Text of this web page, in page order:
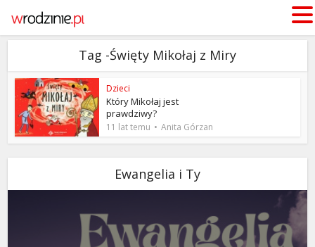
Tag -Święty Mikołaj z Miry
Dzieci
Który Mikołaj jest
prawdziwy?
11 lat temu Anita Górzan
Ewangelia i Ty